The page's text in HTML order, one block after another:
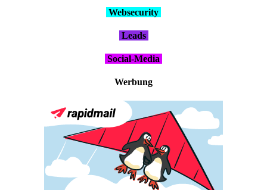
Web­se­cu­ri­ty
Leads
Social-Media
Wer­bung